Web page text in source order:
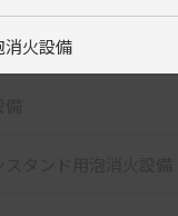
消火設備